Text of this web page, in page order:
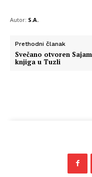
Autor: S.A.
Prethodni članak
Svečano otvoren Sajam
knjiga u Tuzli